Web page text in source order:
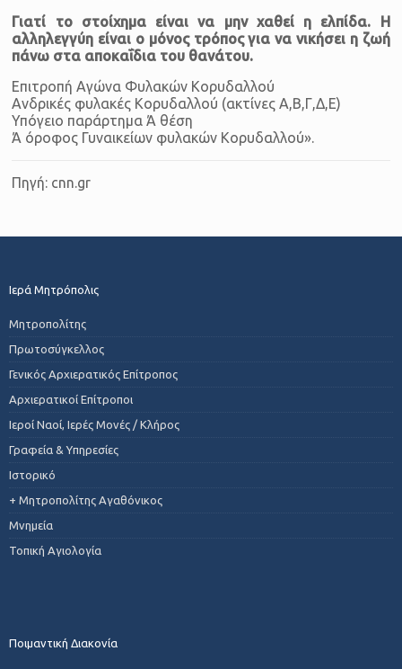
Γιατί το στοίχημα είναι να μην χαθεί η ελπίδα. Η
αλληλεγγύη είναι ο μόνος τρόπος για να νικήσει η ζωή
πάνω στα αποκαΐδια του θανάτου.
Επιτροπή Αγώνα Φυλακών Κορυδαλλού
Ανδρικές φυλακές Κορυδαλλού (ακτίνες Α,Β,Γ,Δ,Ε)
Υπόγειο παράρτημα Ά θέση
Ά όροφος Γυναικείων φυλακών Κορυδαλλού».
Πηγή: cnn.gr
Ιερά Μητρόπολις
Μητροπολίτης
Πρωτοσύγκελλος
Γενικός Αρχιερατικός Επίτροπος
Αρχιερατικοί Επίτροποι
Ιεροί Ναοί, Ιερές Μονές / Κλήρος
Γραφεία & Υπηρεσίες
Ιστορικό
+ Μητροπολίτης Αγαθόνικος
Μνημεία
Τοπική Αγιολογία
Ποιμαντική Διακονία